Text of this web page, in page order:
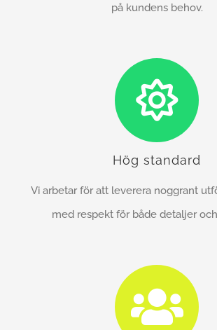
på kundens behov.
Hög standard
Vi arbetar för att leverera noggrant
med respekt för både detaljer